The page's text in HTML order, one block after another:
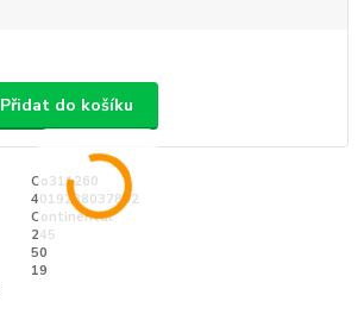
Přidat do košíku
Co311260
4019238037852
Continental
245
50
19